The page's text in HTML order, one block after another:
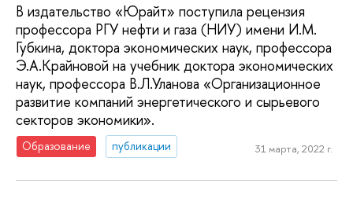
В издательство «Юрайт» поступила рецензия
профессора РГУ нефти и газа (НИУ) имени И.М.
Губкина, доктора экономических наук, профессора
Э.А.Крайновой на учебник доктора экономических
наук, профессора В.Л.Уланова «Организационное
развитие компаний энергетического и сырьевого
секторов экономики».
Образование публикации 31 марта, 2022 г.